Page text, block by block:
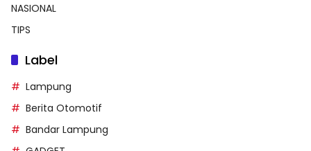
NASIONAL
TIPS
Label
Lampung
Berita Otomotif
Bandar Lampung